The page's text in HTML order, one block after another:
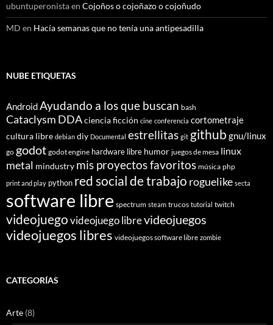
ubuntuperonistaen Cojoños o cojoñazo o cojoñudo
MD en Hacía semanas que no tenía una antipesadilla
NUBE ETIQUETAS
AndroidAyudando a los que buscan bash
Cataclysm DDAciencia ficción cine conferencia cortometraje
cultura libre debian diy Documental estrellitas git github gnu/linux
go godot godot engine hardware libre humor juegos de mesa linux
metal mindustry mis proyectos favoritos música php
print and play python red social de trabajo roguelike secta
software libre spectrum steam trucos tutorial twitch
videojuegovideojuego librevideojuegos
videojuegos libres videojuegos software libre zombie
CATEGORÍAS
Arte (8)